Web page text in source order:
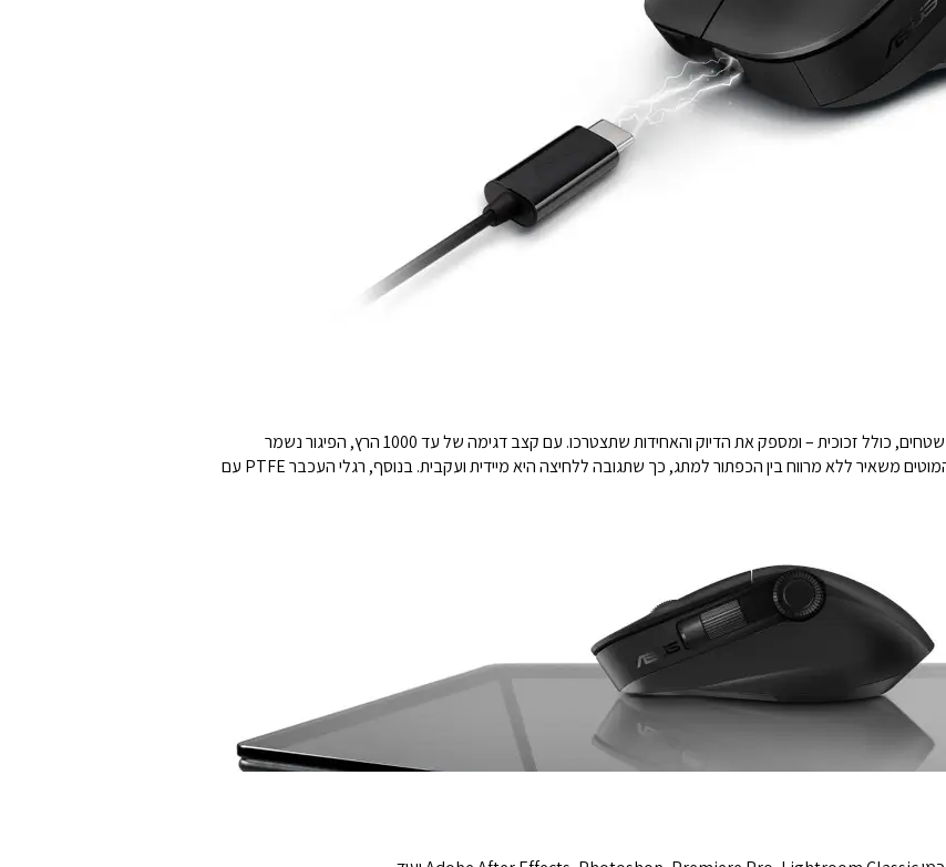
חיישן איכותי עוקב בעד 4200dpi ועובד על מגוון רחב של משטחים, כולל זכוכית – ומספק את הדיוק והאחידות שתצטרכו. עם קצב דגימה של עד 1000 הרץ, הפיגור נשמר
למינימום ומעניק שליטה חלקה ומדויקת. מנגנון הכפתורים המוטים משאיר ללא מרווח בין הכפתור למתג, כך שתגובה ללחיצה היא מיידית ועקבית. בנוסף, רגלי העכבר PTFE עם